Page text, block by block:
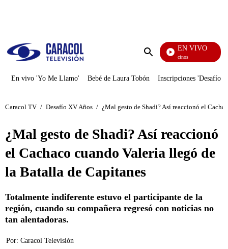
Enviar
EN VIVO
Vecinos
En vivo 'Yo Me Llamo' Bebé de Laura Tobón Inscripciones 'Desafío'
Caracol TV / Desafío XV Años / ¿Mal gesto de Shadi? Así reaccionó el
¿Mal gesto de Shadi? Así reaccionó
el Cachaco cuando Valeria llegó de
la Batalla de Capitanes
Totalmente indiferente estuvo el participante de la
región, cuando su compañera regresó con noticias no
tan alentadoras.
Por: Caracol Televisión